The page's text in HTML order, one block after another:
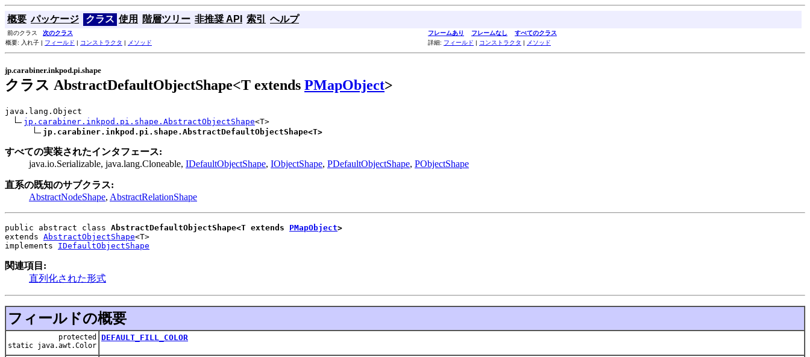
概要 パッケージ クラス 使用 階層ツリー 非推奨 API 索引 ヘルプ
前のクラス 次のクラス フレームあり フレームなし
すべてのクラス
概要: 入れ子 | フィールド | コンストラクタ | メソッド 詳細: フィールド | コンストラクタ | メソッド
jp.carabiner.inkpod.pi.shape
クラス AbstractDefaultObjectShape<T extends PMapObject>
java.lang.Object
jp.carabiner.inkpod.pi.shape.AbstractObjectShape<T>
jp.carabiner.inkpod.pi.shape.AbstractDefaultObjectShape<T>
すべての実装されたインタフェース:
java.io.Serializable, java.lang.Cloneable, IDefaultObjectShape, IObjectShape, PDefaultObjectShape, PObjectShape
直系の既知のサブクラス:
AbstractNodeShape, AbstractRelationShape
public abstract class AbstractDefaultObjectShape<T extends PMapObject>
extends AbstractObjectShape<T>
implements IDefaultObjectShape
関連項目:
直列化された形式
フィールドの概要
protected
static java.awt.Color
DEFAULT_FILL_COLOR